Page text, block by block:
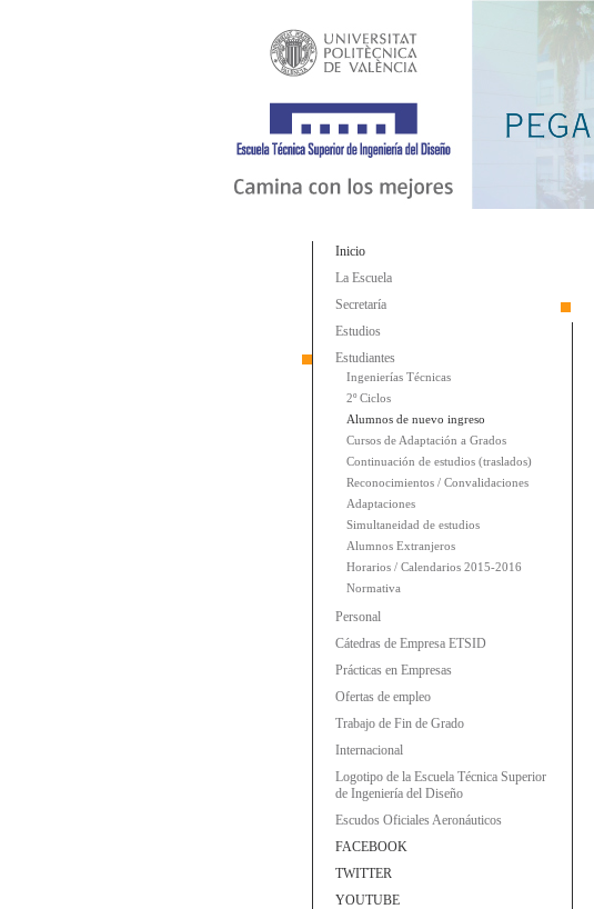
Inicio
La Escuela
Secretaría
Estudios
Estudiantes
Ingenierías Técnicas
2º Ciclos
Alumnos de nuevo ingreso
Cursos de Adaptación a Grados
Continuación de estudios (traslados)
Reconocimientos / Convalidaciones
Adaptaciones
Simultaneidad de estudios
Alumnos Extranjeros
Horarios / Calendarios 2015-2016
Normativa
Personal
Cátedras de Empresa ETSID
Prácticas en Empresas
Ofertas de empleo
Trabajo de Fin de Grado
Internacional
Logotipo de la Escuela Técnica Superior
de Ingeniería del Diseño
Escudos Oficiales Aeronáuticos
FACEBOOK
TWITTER
YOUTUBE